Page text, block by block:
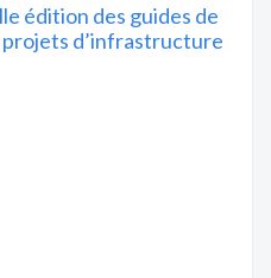
édition des guides de
d’infrastructure